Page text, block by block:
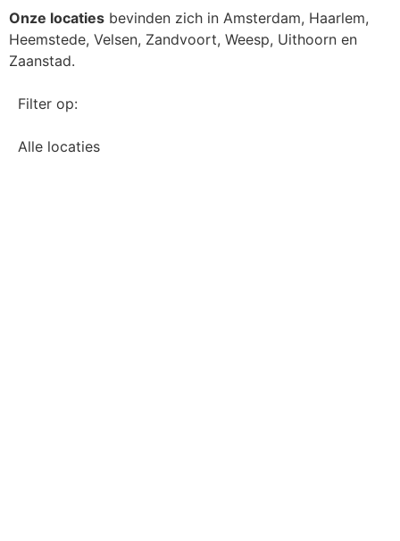
Onze locaties bevinden zich in Amsterdam, Haarlem,
Heemstede, Velsen, Zandvoort, Weesp, Uithoorn en
Zaanstad.
Filter op:
Alle locaties